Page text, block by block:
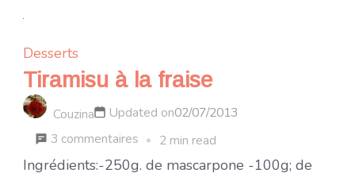
Desserts
Tiramisu à la fraise
Couzina Updated on02/07/2013
3 commentaires sur
Tiramisu
2 min read
Ingrédients:-250g. de mascarpone -100g; de